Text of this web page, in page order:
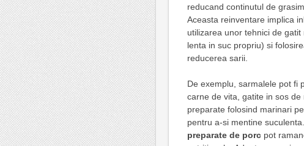
reducand continutul de
Aceasta reinventare implica
utilizarea unor tehnici de
lenta in suc propriu) si
reducerea sarii.
De exemplu, sarmalele pot fi
carne de vita, gatite in sos
preparate folosind marinari
pentru a-si mentine
preparate de porcpot